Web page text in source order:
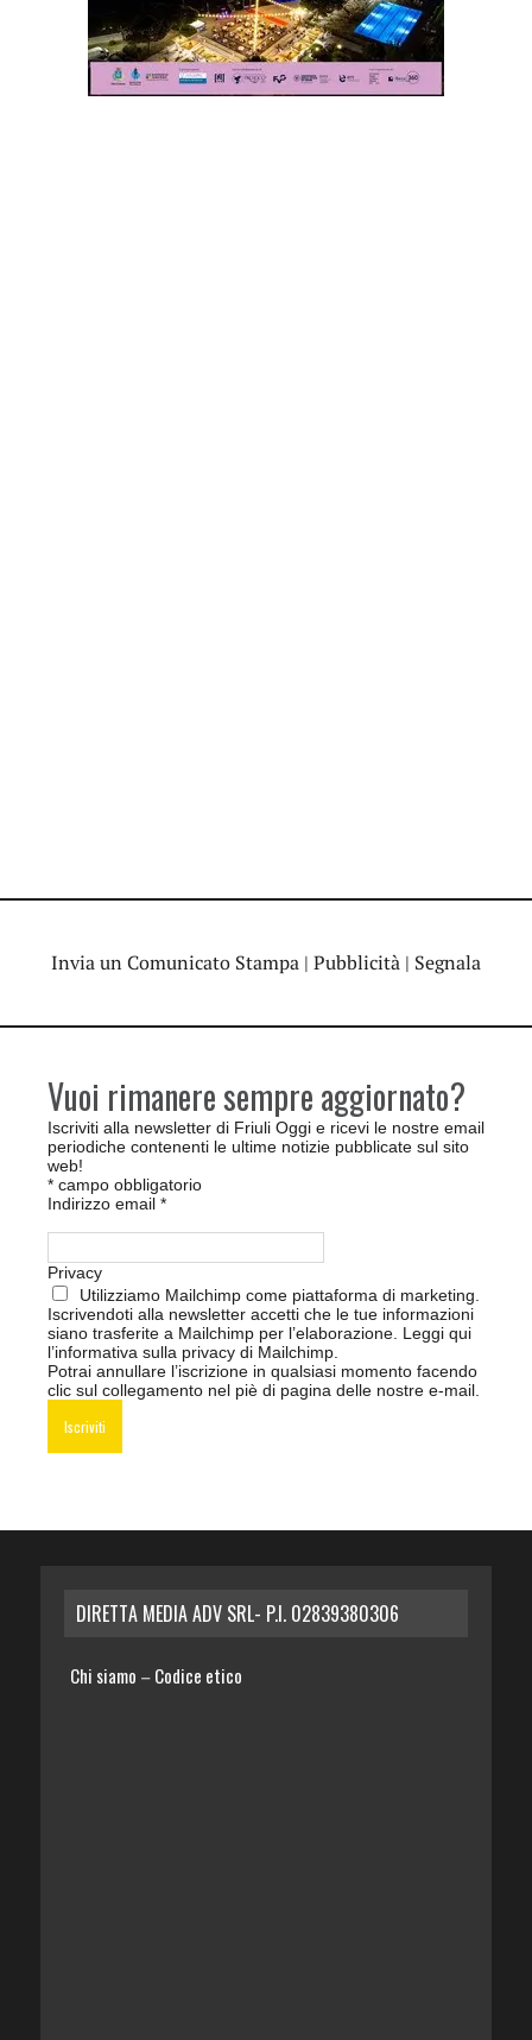
Invia un Comunicato Stampa | Pubblicità | Segnala
Vuoi rimanere sempre aggiornato?
Iscriviti alla newsletter di Friuli Oggi e ricevi le nostre email
periodiche contenenti le ultime notizie pubblicate sul sito
web!
* campo obbligatorio
Indirizzo email *
Privacy
Utilizziamo Mailchimp come piattaforma di marketing.
Iscrivendoti alla newsletter accetti che le tue informazioni
siano trasferite a Mailchimp per l’elaborazione. Leggi qui
l’informativa sulla privacy di Mailchimp
Potrai annullare l’iscrizione in qualsiasi momento facendo
clic sul collegamento nel piè di pagina delle nostre e-mail.
DIRETTA MEDIA ADV SRL- P.I. 02839380306
Chi siamo – Codice etico